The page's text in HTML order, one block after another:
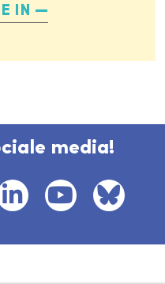
IN
media!